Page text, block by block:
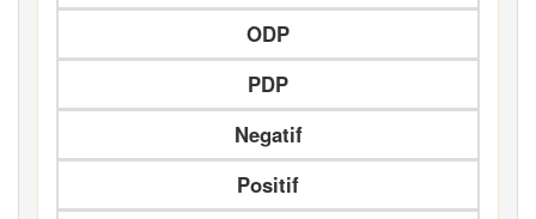
ODP
PDP
Negatif
Positif